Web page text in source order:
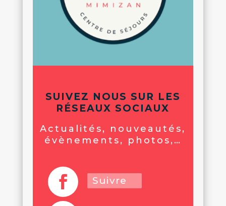
SUIVEZ NOUS SUR LES
RÉSEAUX SOCIAUX
Actualités, nouveautés,
évènements, photos,…
Suivre